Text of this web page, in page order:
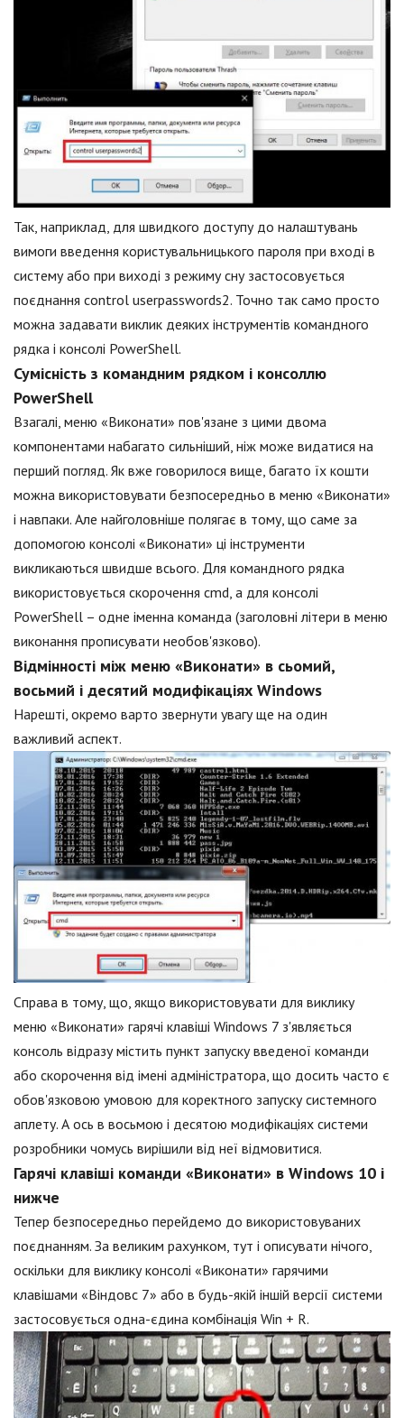
Так, наприклад, для швидкого доступу до налаштувань
вимоги введення користувальницького пароля при вході в
систему або при виході з режиму сну застосовується
поєднання control userpasswords2. Точно так само просто
можна задавати виклик деяких інструментів командного
рядка і консолі PowerShell.
Сумісність з командним рядком і консоллю
PowerShell
Взагалі, меню «Виконати» пов'язане з цими двома
компонентами набагато сильніший, ніж може видатися на
перший погляд. Як вже говорилося вище, багато їх кошти
можна використовувати безпосередньо в меню «Виконати»
і навпаки. Але найголовніше полягає в тому, що саме за
допомогою консолі «Виконати» ці інструменти
викликаються швидше всього. Для командного рядка
використовується скорочення cmd, а для консолі
PowerShell – одне іменна команда (заголовні літери в меню
виконання прописувати необов'язково).
Відмінності між меню «Виконати» в сьомий,
восьмий і десятий модифікаціях Windows
Нарешті, окремо варто звернути увагу ще на один
важливий аспект.
Справа в тому, що, якщо використовувати для виклику
меню «Виконати» гарячі клавіші Windows 7 з'являється
консоль відразу містить пункт запуску введеної команди
або скорочення від імені адміністратора, що досить часто є
обов'язковою умовою для коректного запуску системного
аплету. А ось в восьмою і десятою модифікаціях системи
розробники чомусь вирішили від неї відмовитися.
Гарячі клавіші команди «Виконати» в Windows 10 і
нижче
Тепер безпосередньо перейдемо до використовуваних
поєднанням. За великим рахунком, тут і описувати нічого,
оскільки для виклику консолі «Виконати» гарячими
клавішами «Віндовс 7» або в будь-якій іншій версії системи
застосовується одна-єдина комбінація Win + R.